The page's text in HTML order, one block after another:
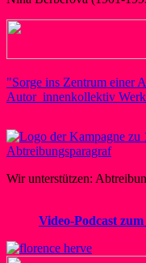
"Sorge ins Zentrum einer
Autor_innenkollektiv
Wir unterstützen:
Video-Podcast